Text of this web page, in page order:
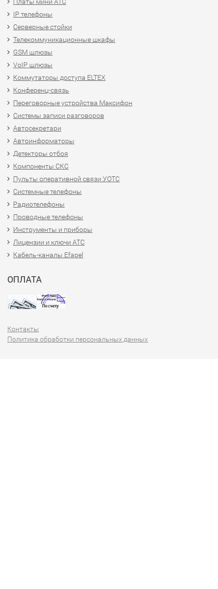
IP телефоны
Серверные стойки
Телекоммуникационные шкафы
GSM шлюзы
VoIP шлюзы
Коммутаторы доступа ELTEX
Конференц-связь
Переговорные устройства Максифон
Системы записи разговоров
Автосекретари
Автоинформаторы
Детекторы отбоя
Компоненты СКС
Пульты оперативной связи УОТС
Системные телефоны
Радиотелефоны
Проводные телефоны
Инструменты и приборы
Лицензии и ключи АТС
Кабель-каналы Efapel
ОПЛАТА
Контакты
Политика обработки персональных данных